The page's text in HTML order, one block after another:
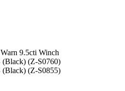
9.5cti Winch
(Z-S0760)
(Z-S0855)